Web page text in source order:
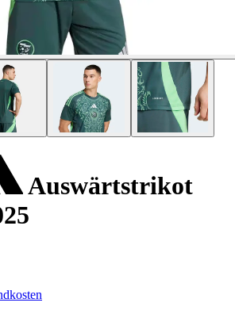
Auswärtstrikot